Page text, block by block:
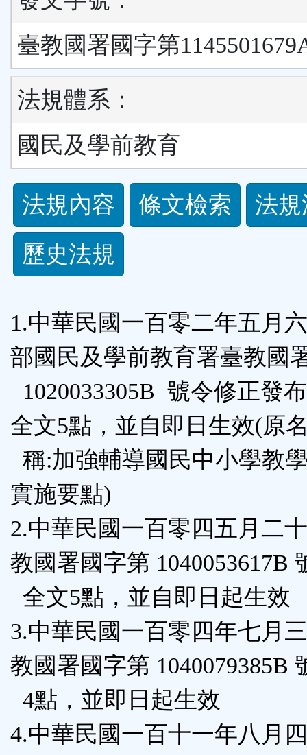
臺教國署國字第
法規體系：
國民及學前教育
法
規
功
按
鈕
區
法規內容 條文檢索
法
歷史法規
1.中華民國一百零二年五月
部國民及學前教育署臺教國
1020033305B 號令修正發
全文5點，並自即日生效(原
稱:加強輔導國民中小學教
實施要點)
2.中華民國一百零四五月二
教國署國字第 1040053617B
全文5點，並自即日起生效
3.中華民國一百零四年七月
教國署國字第 1040079385B
4點，並即日起生效
4.中華民國一百十一年八月